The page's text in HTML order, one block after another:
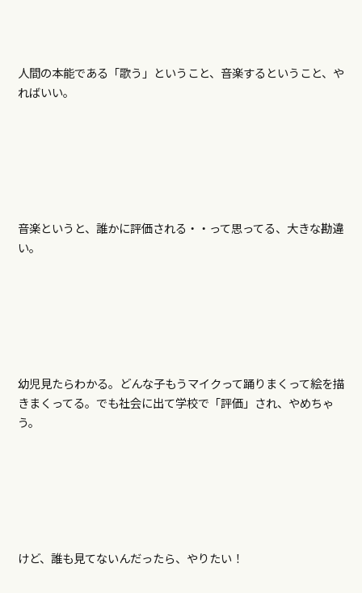
人間の本能である「歌う」ということ、音楽するということ、や
ればいい。
音楽というと、誰かに評価される・・って思ってる、大きな勘違
い。
幼児見たらわかる。どんな子もうマイクって踊りまくって絵を描
きまくってる。でも社会に出て学校で「評価」され、やめちゃ
う。
けど、誰も見てないんだったら、やりたい！